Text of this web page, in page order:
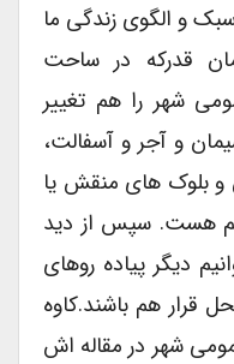
و الگوی زندگی ما
قدرکه در ساحت
شهر را هم تغییر
و آجر و آسفالت،
بلوک های منقش یا
هست. سپس از دید
دیگر پیاده روهای
قرار هم باشند.کاوه
شهر در مقاله اش